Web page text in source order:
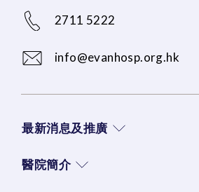
2711 5222
info@evanhosp.org.hk
最新消息及推廣
醫院簡介